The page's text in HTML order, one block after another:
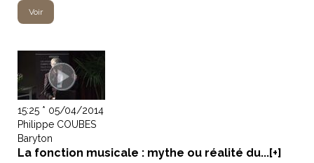
Voir
15:25 * 05/04/2014
Philippe COUBES
Baryton
La fonction musicale : mythe ou réalité du...[+]